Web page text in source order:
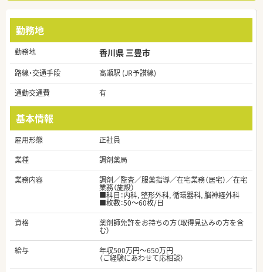
勤務地
勤務地 香川県 三豊市
路線・交通手段
高瀬駅 (JR予讃線)
通勤交通費
有
基本情報
雇用形態
正社員
業種
調剤薬局
業務内容
調剤／監査／服薬指導／在宅業務（居宅）／在宅
業務（施設）
■科目：内科, 整形外科, 循環器科, 脳神経外科
■枚数：50～60枚/日
資格
薬剤師免許をお持ちの方（取得見込みの方を含
む）
給与
年収500万円～650万円
（ご経験にあわせて応相談）